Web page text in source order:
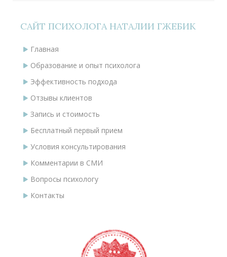
САЙТ ПСИХОЛОГА НАТАЛИИ ГЖЕБИК
Главная
Образование и опыт психолога
Эффективность подхода
Отзывы клиентов
Запись и стоимость
Бесплатный первый прием
Условия консультирования
Комментарии в СМИ
Вопросы психологу
Контакты